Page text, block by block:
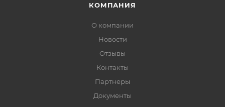
КОМПАНИЯ
О компании
Новости
Отзывы
Контакты
Партнеры
Документы